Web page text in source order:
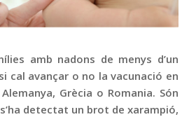
amb nadons de menys d’un
cal avançar o no la vacunació en
Grècia o Romania. Són
detectat un brot de xarampió,